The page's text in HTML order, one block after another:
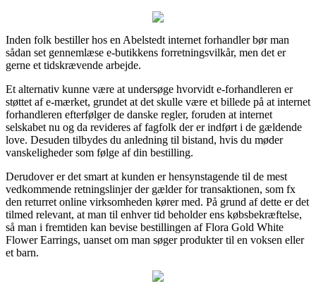
Inden folk bestiller hos en Abelstedt internet forhandler bør man
sådan set gennemlæse e-butikkens forretningsvilkår, men det er
gerne et tidskrævende arbejde.
Et alternativ kunne være at undersøge hvorvidt e-forhandleren er
støttet af e-mærket, grundet at det skulle være et billede på at internet
forhandleren efterfølger de danske regler, foruden at internet
selskabet nu og da revideres af fagfolk der er indført i de gældende
love. Desuden tilbydes du anledning til bistand, hvis du møder
vanskeligheder som følge af din bestilling.
Derudover er det smart at kunden er hensynstagende til de mest
vedkommende retningslinjer der gælder for transaktionen, som fx
den returret online virksomheden kører med. På grund af dette er det
tilmed relevant, at man til enhver tid beholder ens købsbekræftelse,
så man i fremtiden kan bevise bestillingen af Flora Gold White
Flower Earrings, uanset om man søger produkter til en voksen eller
et barn.